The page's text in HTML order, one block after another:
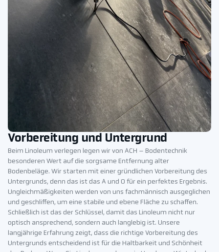
Vorbereitung und Untergrund
Beim Linoleum verlegen legen wir von ACH – Bodentechnik
besonderen Wert auf die sorgsame Entfernung alter
Bodenbeläge. Wir starten mit einer gründlichen Vorbereitung des
Untergrunds, denn das ist das A und O für ein perfektes Ergebnis.
Ungleichmäßigkeiten werden von uns fachmännisch ausgeglichen
und geschliffen, um eine stabile und ebene Fläche zu schaffen.
Schließlich ist das der Schlüssel, damit das Linoleum nicht nur
optisch ansprechend, sondern auch langlebig ist. Unsere
langjährige Erfahrung zeigt, dass die richtige Vorbereitung des
Untergrunds entscheidend ist für die Haltbarkeit und Schönheit